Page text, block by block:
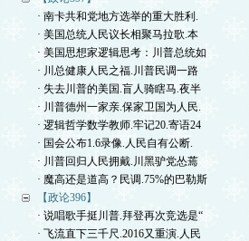
· 南卡共和党地方选举的重大胜利.
· 美国总统人民议长相聚马拉歌.本
· 美国思想家逻辑思考：川普总统如
· 川总健康人民之福.川普民调一路
· 失去川普的美国.盲人骑瞎马.夜半
· 川普德州一家亲.保家卫国为人民.
· 逻辑哲学数学教师.牢记20.寄语24
· 国会公布1.6录像.人民自有公断.
· 川普回归人民拥戴.川黑驴党怂蔫
· 魔高还是道高？民调.75%的巴勒斯
【政论396】
· 说唱歌手挺川普.拜登再次竞选是“
· 飞流直下三千尺.2016又重演.人民